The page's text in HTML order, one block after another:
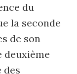
du
la seconde
de son
deuxième
des